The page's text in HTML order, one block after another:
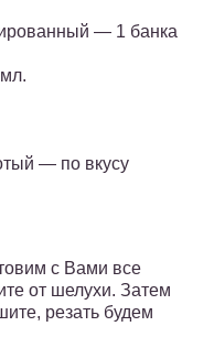
— 1 банка
— по вкусу
с Вами все
от шелухи. Затем
резать будем